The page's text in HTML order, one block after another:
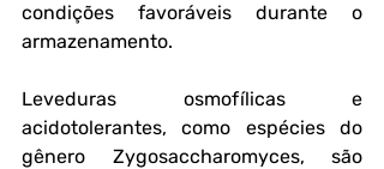
condições favoráveis durante o
armazenamento.
Leveduras osmofílicas e
acidotolerantes, como espécies do
gênero Zygosaccharomyces, são